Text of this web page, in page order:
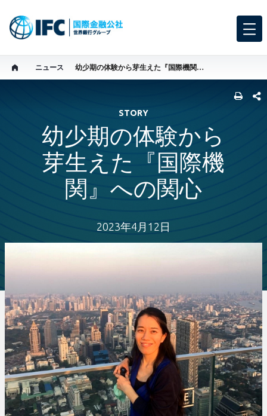
ニュース 幼少期の体験から芽生えた『国際機関』への関心
STORY
幼少期の体験から
芽生えた『国際機
関』への関心
2023年4月12日